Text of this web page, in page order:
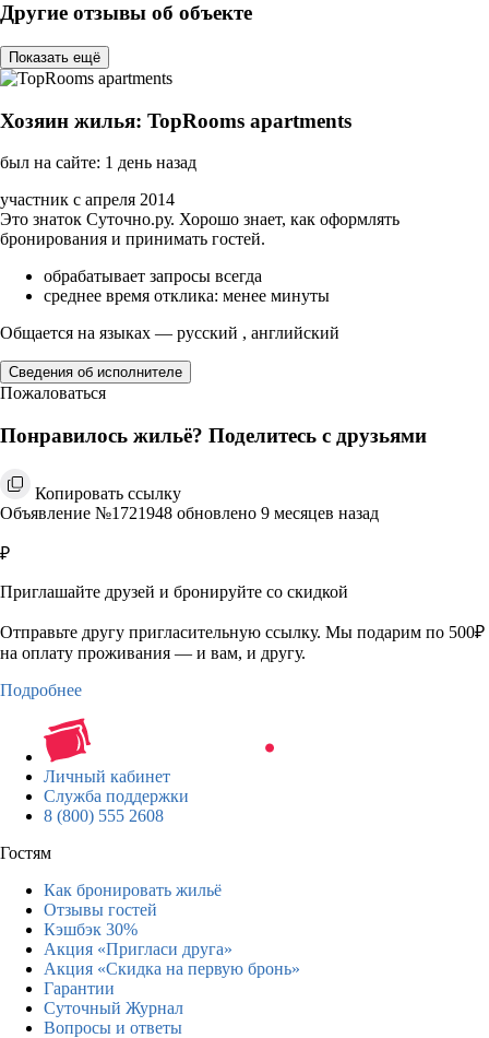
Другие отзывы об объекте
Показать ещё
Хозяин жилья: TopRooms apartments
был на сайте: 1 день назад
участник с апреля 2014
Это знаток Суточно.ру. Хорошо знает, как оформлять
бронирования и принимать гостей.
обрабатывает запросы всегда
среднее время отклика: менее минуты
Общается на языках — русский , английский
Сведения об исполнителе
Пожаловаться
Понравилось жильё? Поделитесь с друзьями
Копировать ссылку
Объявление №1721948 обновлено 9 месяцев назад
₽
Приглашайте друзей и бронируйте со скидкой
Отправьте другу пригласительную ссылку. Мы подарим по 500₽
на оплату проживания — и вам, и другу.
Подробнее
Личный кабинет
Служба поддержки
8 (800) 555 2608
Гостям
Как бронировать жильё
Отзывы гостей
Кэшбэк 30%
Акция «Пригласи друга»
Акция «Скидка на первую бронь»
Гарантии
Суточный Журнал
Вопросы и ответы